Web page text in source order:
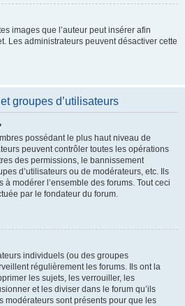
images que l’auteur peut insérer afin
Les administrateurs peuvent désactiver cette
groupes d’utilisateurs
possédant le plus haut niveau de
peuvent contrôler toutes les opérations
des permissions, le bannissement
d’utilisateurs ou de modérateurs, etc. Ils
modérer l’ensemble des forums. Tout ceci
par le fondateur du forum.
individuels (ou des groupes
régulièrement les forums. Ils ont la
les sujets, les verrouiller, les
et les diviser dans le forum qu’ils
modérateurs sont présents pour que les